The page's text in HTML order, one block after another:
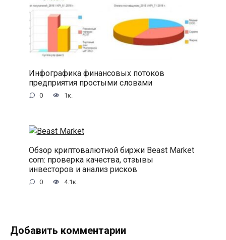
Инфографика финансовых потоков
предприятия простыми словами
0 1к.
Обзор криптовалютной биржи Beast Market
com: проверка качества, отзывы
инвесторов и анализ рисков
0 4.1к.
Добавить комментарии